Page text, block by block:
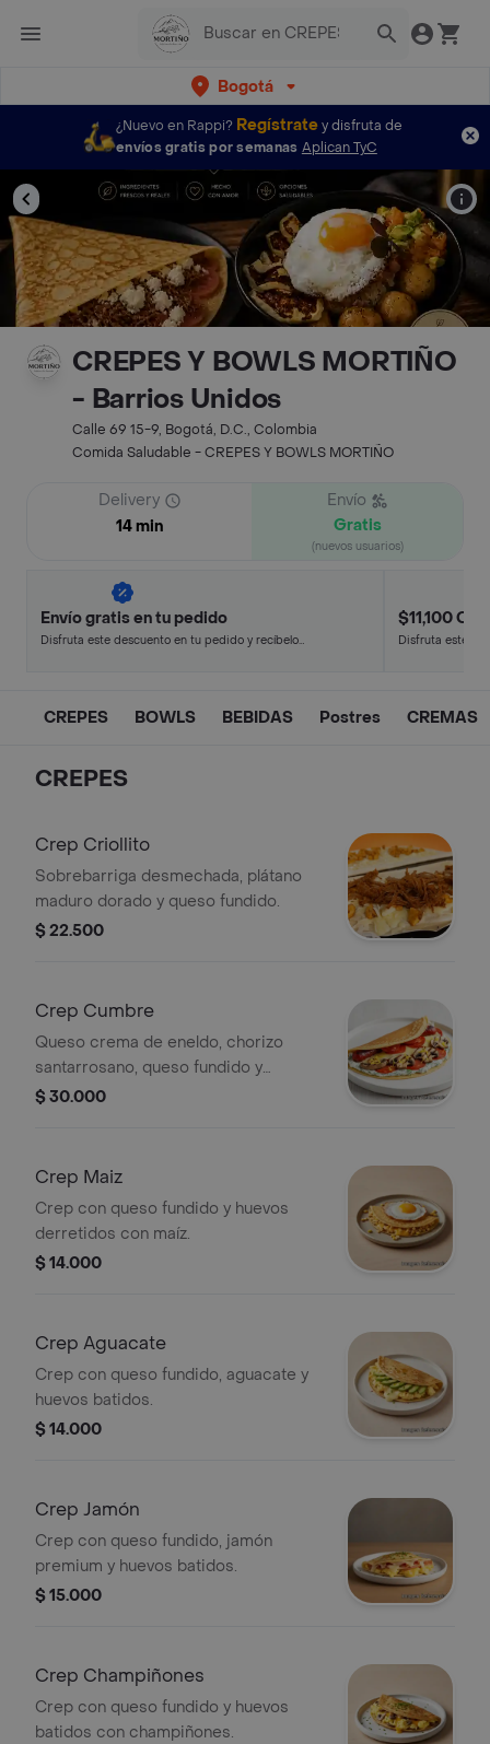
Bogotá
¿Nuevo en Rappi? Regístratey disfruta de
envíos gratis por semanas Aplican TyC
CREPES Y BOWLS MORTIÑO
- Barrios Unidos
Calle 69 15-9, Bogotá, D.C., Colombia
Comida Saludable - CREPES Y BOWLS MORTIÑO
Delivery
14 min
Envío
Gratis
(nuevos usuarios)
Envío gratis en tu pedido
Disfruta este descuento en tu pedido y recíbelo
$11,100 Off
Disfruta este
CREPES BOWLS BEBIDAS Postres CREMAS
CREPES
Crep Criollito
Sobrebarriga desmechada, plátano
maduro dorado y queso fundido.
$ 22.500
Crep Cumbre
Queso crema de eneldo, chorizo
santarrosano, queso fundido y
portobellos grillados al limón.
$ 30.000
Crep Maiz
Crep con queso fundido y huevos
derretidos con maíz.
$ 14.000
Crep Aguacate
Crep con queso fundido, aguacate y
huevos batidos.
$ 14.000
Crep Jamón
Crep con queso fundido, jamón
premium y huevos batidos.
$ 15.000
Crep Champiñones
Crep con queso fundido y huevos
batidos con champiñones.